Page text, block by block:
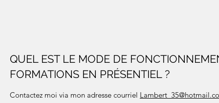
QUEL EST LE MODE DE
FORMATIONS EN PRÉSENTIEL ?
Contactez moi via mon adresse courriel